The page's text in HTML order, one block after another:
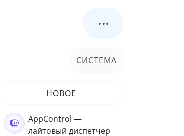
...
СИСТЕМА
НОВОЕ
AppControl —
лайтовый диспетчер